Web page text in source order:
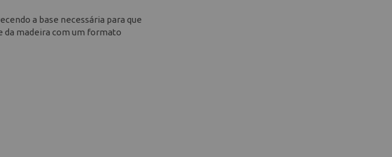
a base necessária para que
da madeira com um formato